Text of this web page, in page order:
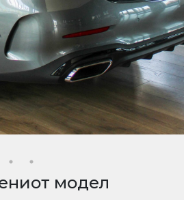
модел